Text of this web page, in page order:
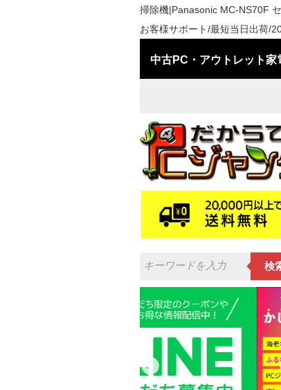
掃除機|Panasonic MC-NS70F
お客様サポート/最短当日出荷/
中古PC・アウトレット家
検